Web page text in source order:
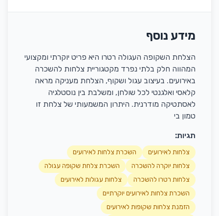
מידע נוסף
הצלחת השקופה העגולה רטרו היא פריט יוקרתי ומקצועי
המהווה חלק בלתי נפרד מקטגוריית צלחות להשכרה
באירועים. בעיצוב עגול ושקוף, הצלחת מעניקה מראה
קלאסי ואלגנטי לכל שולחן, ומשלבת בין נוסטלגיה
לאסתטיקה מודרנית. היתרון המשמעותי של צלחת זו
טמון בי
תגיות:
צלחות לאירועים
השכרת צלחות לאירועים
צלחות יוקרה להשכרה
השכרת צלחת שקופה עגולה
צלחות רטרו להשכרה
צלחות עגולות לאירועים
השכרת צלחות לאירועים יוקרתיים
הזמנת צלחות שקופות לאירועים